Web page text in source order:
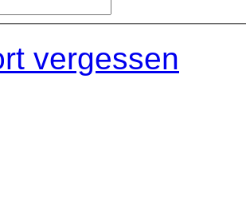
vergessen